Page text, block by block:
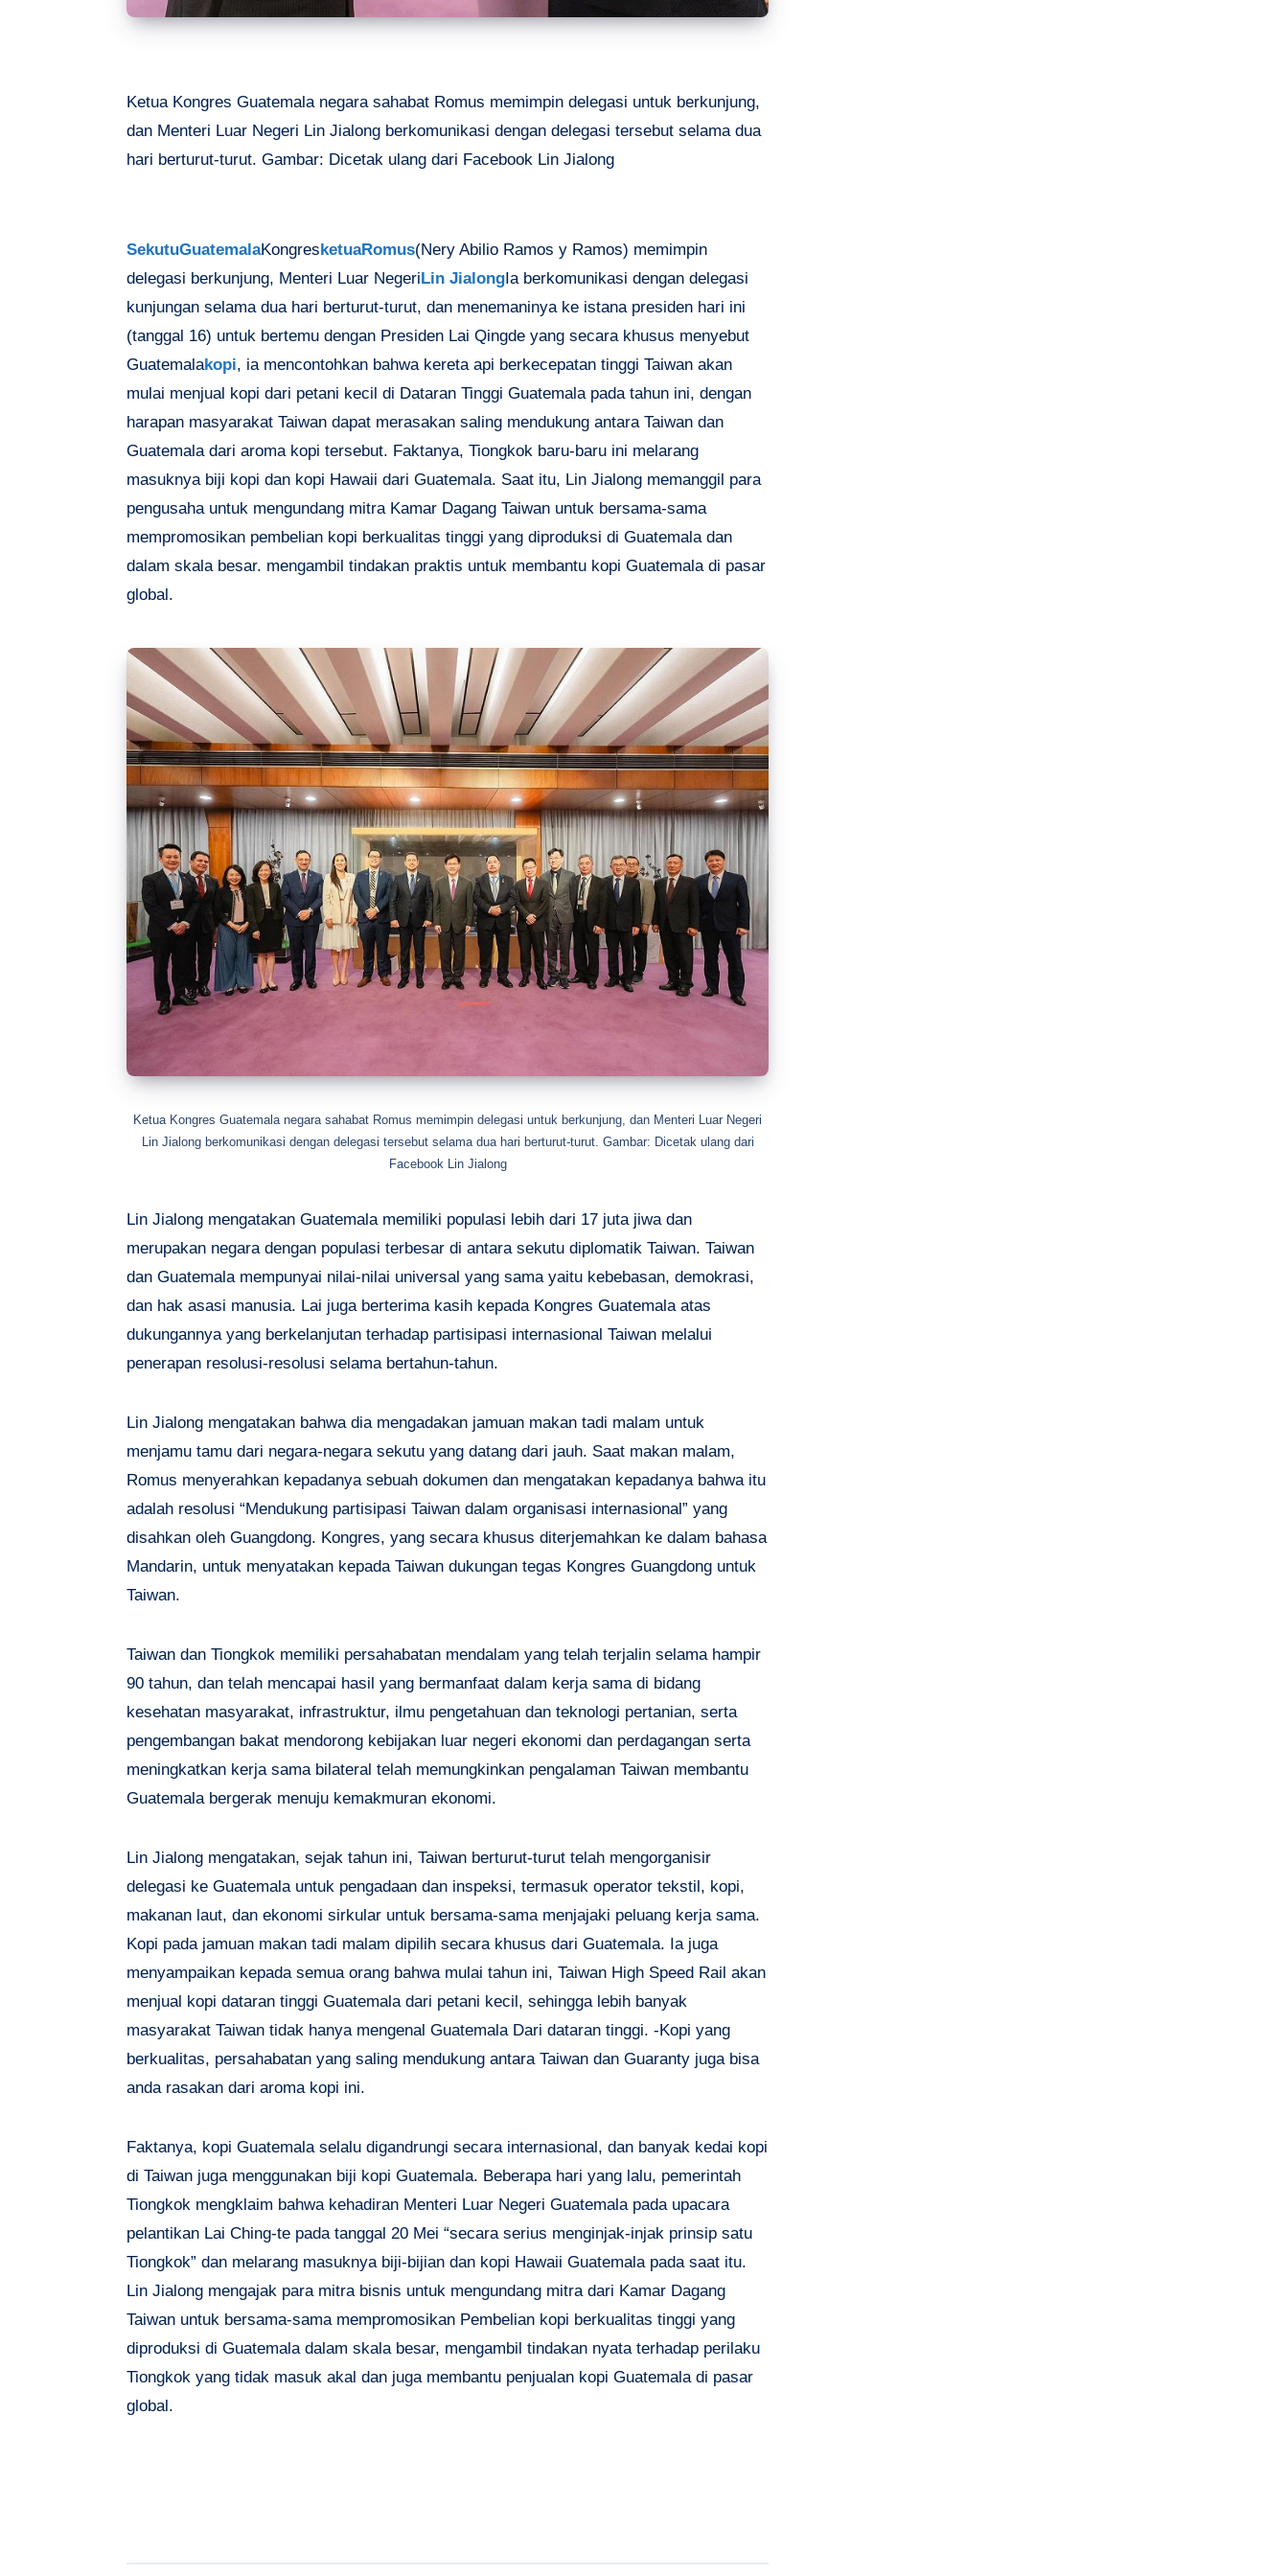
Ketua Kongres Guatemala negara sahabat Romus memimpin delegasi untuk berkunjung,
dan Menteri Luar Negeri Lin Jialong berkomunikasi dengan delegasi tersebut selama dua
hari berturut-turut. Gambar: Dicetak ulang dari Facebook Lin Jialong
SekutuGuatemalaKongres ketuaRomus(Nery Abilio Ramos y Ramos) memimpin
delegasi berkunjung, Menteri Luar Negeri Lin Jialong Ia berkomunikasi dengan delegasi
kunjungan selama dua hari berturut-turut, dan menemaninya ke istana presiden hari ini
(tanggal 16) untuk bertemu dengan Presiden Lai Qingde yang secara khusus menyebut
Guatemalakopi, ia mencontohkan bahwa kereta api berkecepatan tinggi Taiwan akan
mulai menjual kopi dari petani kecil di Dataran Tinggi Guatemala pada tahun ini, dengan
harapan masyarakat Taiwan dapat merasakan saling mendukung antara Taiwan dan
Guatemala dari aroma kopi tersebut. Faktanya, Tiongkok baru-baru ini melarang
masuknya biji kopi dan kopi Hawaii dari Guatemala. Saat itu, Lin Jialong memanggil para
pengusaha untuk mengundang mitra Kamar Dagang Taiwan untuk bersama-sama
mempromosikan pembelian kopi berkualitas tinggi yang diproduksi di Guatemala dan
dalam skala besar. mengambil tindakan praktis untuk membantu kopi Guatemala di pasar
global.
Ketua Kongres Guatemala negara sahabat Romus memimpin delegasi untuk berkunjung, dan Menteri Luar Negeri
Lin Jialong berkomunikasi dengan delegasi tersebut selama dua hari berturut-turut. Gambar: Dicetak ulang dari
Facebook Lin Jialong
Lin Jialong mengatakan Guatemala memiliki populasi lebih dari 17 juta jiwa dan
merupakan negara dengan populasi terbesar di antara sekutu diplomatik Taiwan. Taiwan
dan Guatemala mempunyai nilai-nilai universal yang sama yaitu kebebasan, demokrasi,
dan hak asasi manusia. Lai juga berterima kasih kepada Kongres Guatemala atas
dukungannya yang berkelanjutan terhadap partisipasi internasional Taiwan melalui
penerapan resolusi-resolusi selama bertahun-tahun.
Lin Jialong mengatakan bahwa dia mengadakan jamuan makan tadi malam untuk
menjamu tamu dari negara-negara sekutu yang datang dari jauh. Saat makan malam,
Romus menyerahkan kepadanya sebuah dokumen dan mengatakan kepadanya bahwa itu
adalah resolusi “Mendukung partisipasi Taiwan dalam organisasi internasional” yang
disahkan oleh Guangdong. Kongres, yang secara khusus diterjemahkan ke dalam bahasa
Mandarin, untuk menyatakan kepada Taiwan dukungan tegas Kongres Guangdong untuk
Taiwan.
Taiwan dan Tiongkok memiliki persahabatan mendalam yang telah terjalin selama hampir
90 tahun, dan telah mencapai hasil yang bermanfaat dalam kerja sama di bidang
kesehatan masyarakat, infrastruktur, ilmu pengetahuan dan teknologi pertanian, serta
pengembangan bakat mendorong kebijakan luar negeri ekonomi dan perdagangan serta
meningkatkan kerja sama bilateral telah memungkinkan pengalaman Taiwan membantu
Guatemala bergerak menuju kemakmuran ekonomi.
Lin Jialong mengatakan, sejak tahun ini, Taiwan berturut-turut telah mengorganisir
delegasi ke Guatemala untuk pengadaan dan inspeksi, termasuk operator tekstil, kopi,
makanan laut, dan ekonomi sirkular untuk bersama-sama menjajaki peluang kerja sama.
Kopi pada jamuan makan tadi malam dipilih secara khusus dari Guatemala. Ia juga
menyampaikan kepada semua orang bahwa mulai tahun ini, Taiwan High Speed ​​​​Rail akan
menjual kopi dataran tinggi Guatemala dari petani kecil, sehingga lebih banyak
masyarakat Taiwan tidak hanya mengenal Guatemala Dari dataran tinggi. -Kopi yang
berkualitas, persahabatan yang saling mendukung antara Taiwan dan Guaranty juga bisa
anda rasakan dari aroma kopi ini.
Faktanya, kopi Guatemala selalu digandrungi secara internasional, dan banyak kedai kopi
di Taiwan juga menggunakan biji kopi Guatemala. Beberapa hari yang lalu, pemerintah
Tiongkok mengklaim bahwa kehadiran Menteri Luar Negeri Guatemala pada upacara
pelantikan Lai Ching-te pada tanggal 20 Mei “secara serius menginjak-injak prinsip satu
Tiongkok” dan melarang masuknya biji-bijian dan kopi Hawaii Guatemala pada saat itu.
Lin Jialong mengajak para mitra bisnis untuk mengundang mitra dari Kamar Dagang
Taiwan untuk bersama-sama mempromosikan Pembelian kopi berkualitas tinggi yang
diproduksi di Guatemala dalam skala besar, mengambil tindakan nyata terhadap perilaku
Tiongkok yang tidak masuk akal dan juga membantu penjualan kopi Guatemala di pasar
global.